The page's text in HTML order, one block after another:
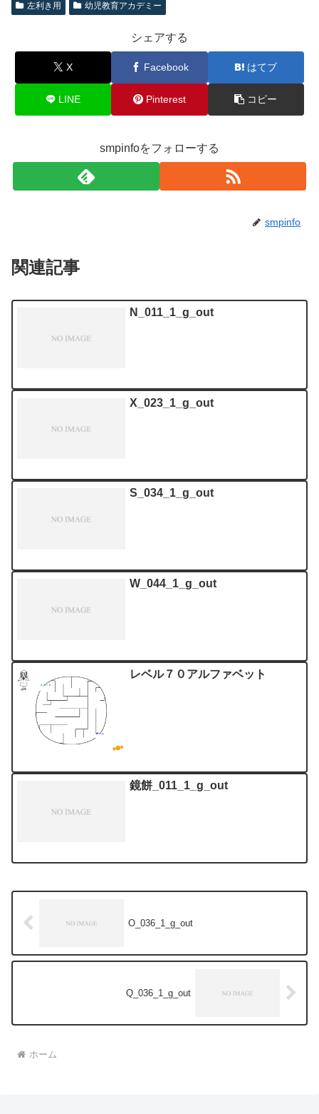
左利き用
幼児教育アカデミー
シェアする
X Facebook はてブ
LINE Pinterest コピー
smpinfoをフォローする
smpinfo
関連記事
N_011_1_g_out
X_023_1_g_out
S_034_1_g_out
W_044_1_g_out
レベル７０アルファベット
鏡餅_011_1_g_out
O_036_1_g_out
Q_036_1_g_out
ホーム